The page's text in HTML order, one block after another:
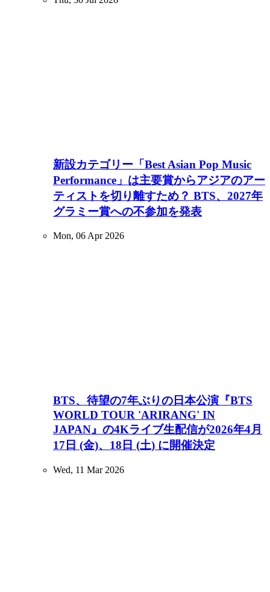
新設カテゴリー「Best Asian Pop Music
Performance」は主要賞からアジアのアー
ティストを切り離すため？ BTS、2027年
グラミー賞への不参加を発表
Mon, 06 Apr 2026
BTS、待望の7年ぶりの日本公演『BTS
WORLD TOUR 'ARIRANG' IN
JAPAN』の4Kライブ生配信が2026年4月
17日 (金)、18日 (土) に開催決定
Wed, 11 Mar 2026